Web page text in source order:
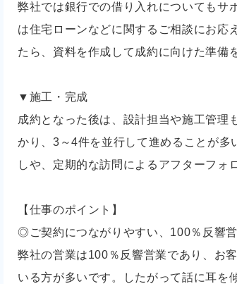
弊社では銀行での借り入れについてもサ
は住宅ローンなどに関するご相談にお応
たら、資料を作成して成約に向けた準備
▼施工・完成
成約となった後は、設計担当や施工管理
かり、3～4件を並行して進めることが
しや、定期的な訪問によるアフターフォ
【仕事のポイント】
◎ご契約につながりやすい、100％反響営
弊社の営業は100％反響営業であり、お
いる方が多いです。したがって話に耳を